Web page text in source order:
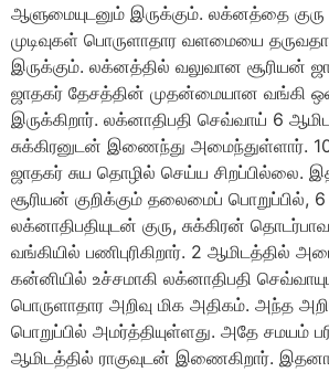
ஆளுமையுடனும் இருக்கும். லக்னத்தை
முடிவுகள் பொருளாதார வளமையை
இருக்கும். லக்னத்தில் வலுவான சூரியன்
ஜாதகர் தேசத்தின் முதன்மையான வங்கி
இருக்கிறார். லக்னாதிபதி செவ்வாய் 6
சுக்கிரனுடன் இணைந்து அமைந்துள்ளார்.
ஜாதகர் சுய தொழில் செய்ய
சூரியன் குறிக்கும் தலைமைப் பொறுப்பில்,
லக்னாதிபதியுடன் குரு, சுக்கிரன்
வங்கியில் பணிபுரிகிறார். 2 ஆமிடத்தில்
கன்னியில் உச்சமாகி லக்னாதிபதி
பொருளாதார அறிவு மிக அதிகம். அந்த
பொறுப்பில் அமர்த்தியுள்ளது. அதே சமயம்
ஆமிடத்தில் ராகுவுடன் இணைகிறார்.